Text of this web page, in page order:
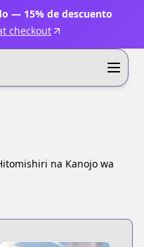
— 15% de descuento
checkout
na Kanojo wa